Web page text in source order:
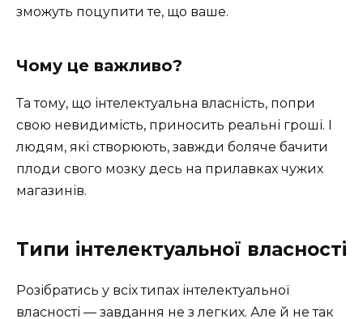
зможуть поцупити те, що ваше.
Чому це важливо?
Та тому, що інтелектуальна власність, попри
свою невидимість, приносить реальні гроші. І
людям, які створюють, завжди боляче бачити
плоди свого мозку десь на прилавках чужих
магазинів.
Типи інтелектуальної власності
Розібратись у всіх типах інтелектуальної
власності — завдання не з легких. Але й не так